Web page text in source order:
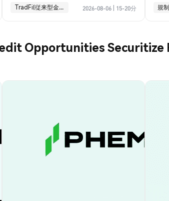
TradFi(従来型金融) 2026-08-06 15-20分
イド
規制
Opportunities Securitize